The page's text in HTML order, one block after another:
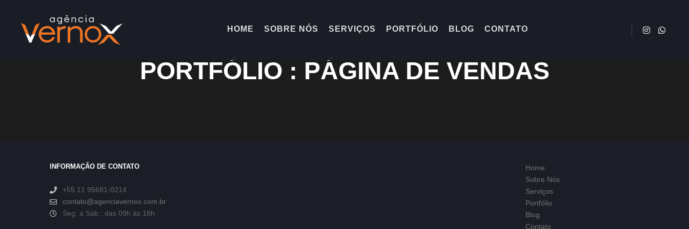
HOME SOBRE NÓS SERVIÇOS PORTFÓLIO BLOG CONTATO
PORTFÓLIO : PÁGINA DE VENDAS
INFORMAÇÃO DE CONTATO
+55 11 95681-0214
contato@agenciavernox.com.br
Seg. a Sáb.: das 09h às 18h
Home
Sobre Nós
Serviços
Portfólio
Blog
Contato